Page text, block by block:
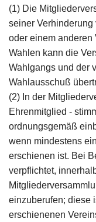
(1) Die
seiner Verhinderung
oder einem anderen
Wahlen kann die
Wahlgangs und der
Wahlausschuß
(2) In der
Ehrenmitglied -
ordnungsgemäß
wenn mindestens
erschienen ist. Bei
verpflichtet,
einzuberufen; diese
erschienenen